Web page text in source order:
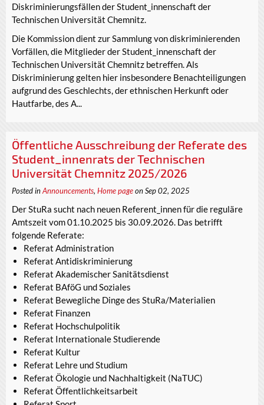
Diskriminierungsfällen der Student_innenschaft der
Technischen Universität Chemnitz.
Die Kommission dient zur Sammlung von diskriminierenden
Vorfällen, die Mitglieder der Student_innenschaft der
Technischen Universität Chemnitz betreffen. Als
Diskriminierung gelten hier insbesondere Benachteiligungen
aufgrund des Geschlechts, der ethnischen Herkunft oder
Hautfarbe, des A...
Öffentliche Ausschreibung der Referate des
Student_innenrats der Technischen
Universität Chemnitz 2025/2026
Posted inAnnouncements, Home pageon Sep 02, 2025
Der StuRa sucht nach neuen Referent_innen für die reguläre
Amtszeit vom 01.10.2025 bis 30.09.2026. Das betrifft
folgende Referate:
Referat Administration
Referat Antidiskriminierung
Referat Akademischer Sanitätsdienst
Referat BAföG und Soziales
Referat Bewegliche Dinge des StuRa/Materialien
Referat Finanzen
Referat Hochschulpolitik
Referat Internationale Studierende
Referat Kultur
Referat Lehre und Studium
Referat Ökologie und Nachhaltigkeit (NaTUC)
Referat Öffentlichkeitsarbeit